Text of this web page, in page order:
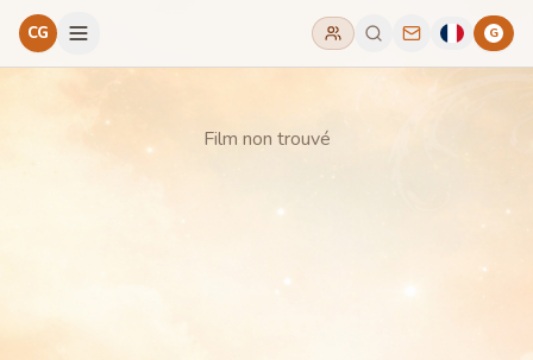
CG G
Film non trouvé